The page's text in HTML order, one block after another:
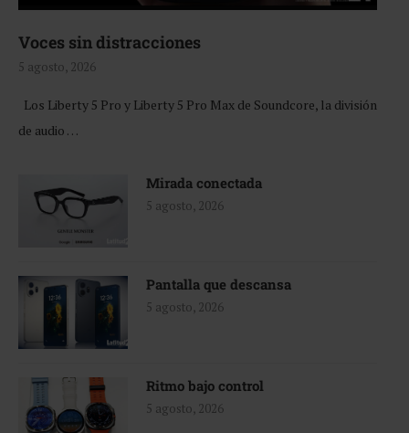
Voces sin distracciones
5 agosto, 2026
Los Liberty 5 Pro y Liberty 5 Pro Max de Soundcore, la división
de audio …
Mirada conectada
5 agosto, 2026
Pantalla que descansa
5 agosto, 2026
Ritmo bajo control
5 agosto, 2026